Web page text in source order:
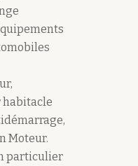
habitacle
Moteur.
particulier